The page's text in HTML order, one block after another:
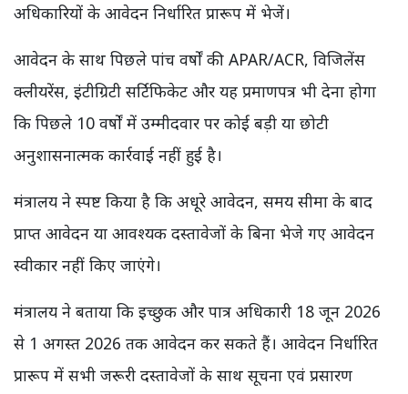
अधिकारियों के आवेदन निर्धारित प्रारूप में भेजें।
आवेदन के साथ पिछले पांच वर्षों की APAR/ACR, विजिलेंस
क्लीयरेंस, इंटीग्रिटी सर्टिफिकेट और यह प्रमाणपत्र भी देना होगा
कि पिछले 10 वर्षों में उम्मीदवार पर कोई बड़ी या छोटी
अनुशासनात्मक कार्रवाई नहीं हुई है।
मंत्रालय ने स्पष्ट किया है कि अधूरे आवेदन, समय सीमा के बाद
प्राप्त आवेदन या आवश्यक दस्तावेजों के बिना भेजे गए आवेदन
स्वीकार नहीं किए जाएंगे।
मंत्रालय ने बताया कि इच्छुक और पात्र अधिकारी 18 जून 2026
से 1 अगस्त 2026 तक आवेदन कर सकते हैं। आवेदन निर्धारित
प्रारूप में सभी जरूरी दस्तावेजों के साथ सूचना एवं प्रसारण